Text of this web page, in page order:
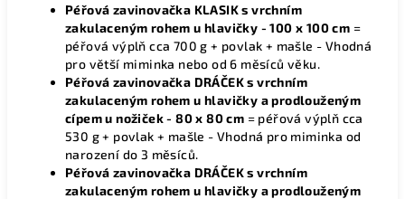
Péřová zavinovačka KLASIK s vrchním
zakulaceným rohem u hlavičky - 100 x 100 cm =
péřová výplň cca 700 g + povlak + mašle - Vhodná
pro větší miminka nebo od 6 měsíců věku.
Péřová zavinovačka DRÁČEK s vrchním
zakulaceným rohem u hlavičky a prodlouženým
cípem u nožiček - 80 x 80 cm = péřová výplň cca
530 g + povlak + mašle - Vhodná pro miminka od
narození do 3 měsíců.
Péřová zavinovačka DRÁČEK s vrchním
zakulaceným rohem u hlavičky a prodlouženým